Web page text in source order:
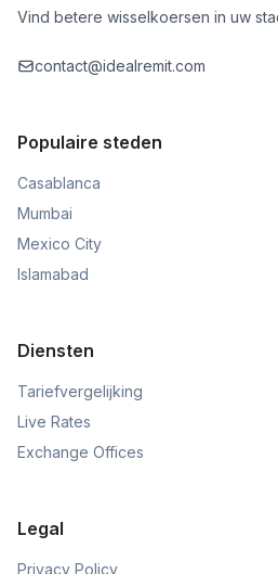
Vind betere wisselkoersen in uw
contact@idealremit.com
Populaire steden
Casablanca
Mumbai
Mexico City
Islamabad
Diensten
Tariefvergelijking
Live Rates
Exchange Offices
Legal
Privacy Policy